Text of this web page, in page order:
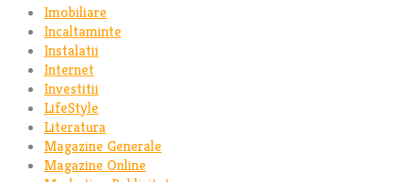
Imobiliare
Incaltaminte
Instalatii
Internet
Investitii
LifeStyle
Literatura
Magazine Generale
Magazine Online